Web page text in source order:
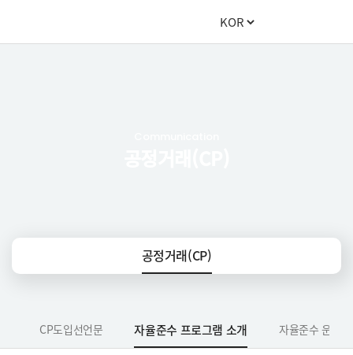
공정거래(CP)
CP도입선언문 자율준수 프로그램 소개 자율준수 운영